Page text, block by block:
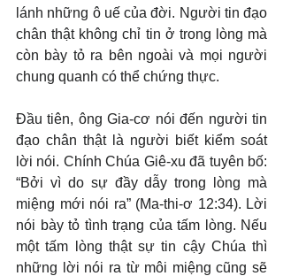
lánh những ô uế của đời. Người tin đạo
chân thật không chỉ tin ở trong lòng mà
còn bày tỏ ra bên ngoài và mọi người
chung quanh có thể chứng thực.
Đầu tiên, ông Gia-cơ nói đến người tin
đạo chân thật là người biết kiểm soát
lời nói. Chính Chúa Giê-xu đã tuyên bố:
“Bởi vì do sự đầy dẫy trong lòng mà
miệng mới nói ra” (Ma-thi-ơ 12:34). Lời
nói bày tỏ tình trạng của tấm lòng. Nếu
một tấm lòng thật sự tin cậy Chúa thì
những lời nói ra từ môi miệng cũng sẽ